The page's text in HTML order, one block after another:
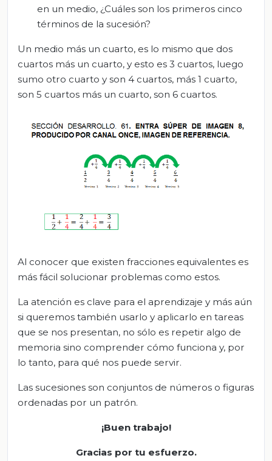
en un medio, ¿Cuáles son los primeros cinco
términos de la sucesión?
Un medio más un cuarto, es lo mismo que dos
cuartos más un cuarto, y esto es 3 cuartos, luego
sumo otro cuarto y son 4 cuartos, más 1 cuarto,
son 5 cuartos más un cuarto, son 6 cuartos.
Al conocer que existen fracciones equivalentes es
más fácil solucionar problemas como estos.
La atención es clave para el aprendizaje y más aún
si queremos también usarlo y aplicarlo en tareas
que se nos presentan, no sólo es repetir algo de
memoria sino comprender cómo funciona y, por
lo tanto, para qué nos puede servir.
Las sucesiones son conjuntos de números o figuras
ordenadas por un patrón.
¡Buen trabajo!
Gracias por tu esfuerzo.